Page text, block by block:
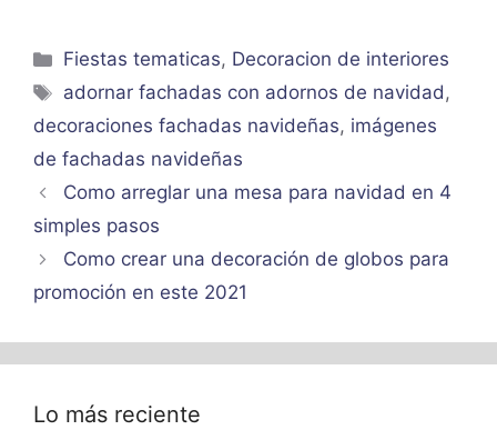
Categorías
Fiestas tematicas, Decoracion de interiores
Etiquetas
adornar fachadas con adornos de navidad,
decoraciones fachadas navideñas, imágenes
de fachadas navideñas
Como arreglar una mesa para navidad en 4
simples pasos
Como crear una decoración de globos para
promoción en este 2021
Lo más reciente